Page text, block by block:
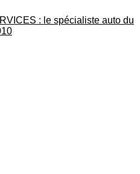
: le spécialiste auto du